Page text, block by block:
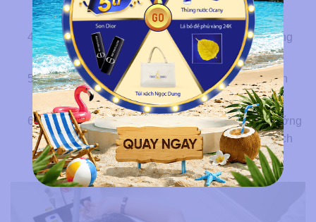
gốc nang hiệu quả hơn.
Bước 4:
Điều chỉnh năng lượng phù hợp với từng
cơ địa bằng công nghệ New Elight
Bước 5: Bôi kem làm mát rồi tiến hành đi máy lên
vùng cần triệt lên vùng da cần triệt.
Bước 6:Đi tia trẻ hóa phục hồi da, đồng thời hướng
dẫn khách hàng cách bảo vệ da tại nhà và hẹn lịch
cho buổi tiếp theo.